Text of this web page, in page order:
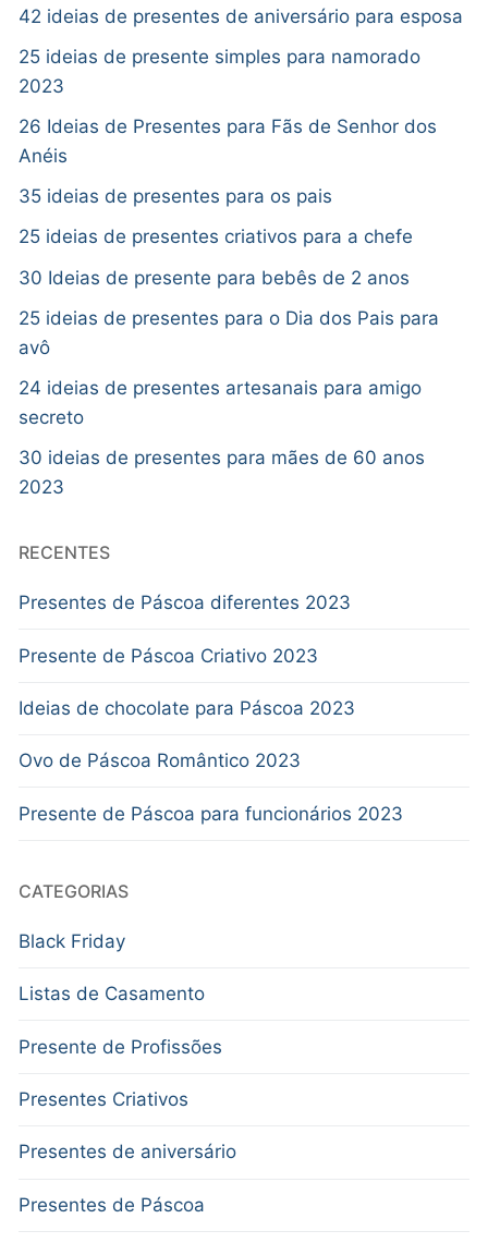
42 ideias de presentes de aniversário para esposa
25 ideias de presente simples para namorado
2023
26 Ideias de Presentes para Fãs de Senhor dos
Anéis
35 ideias de presentes para os pais
25 ideias de presentes criativos para a chefe
30 Ideias de presente para bebês de 2 anos
25 ideias de presentes para o Dia dos Pais para
avô
24 ideias de presentes artesanais para amigo
secreto
30 ideias de presentes para mães de 60 anos
2023
RECENTES
Presentes de Páscoa diferentes 2023
Presente de Páscoa Criativo 2023
Ideias de chocolate para Páscoa 2023
Ovo de Páscoa Romântico 2023
Presente de Páscoa para funcionários 2023
CATEGORIAS
Black Friday
Listas de Casamento
Presente de Profissões
Presentes Criativos
Presentes de aniversário
Presentes de Páscoa